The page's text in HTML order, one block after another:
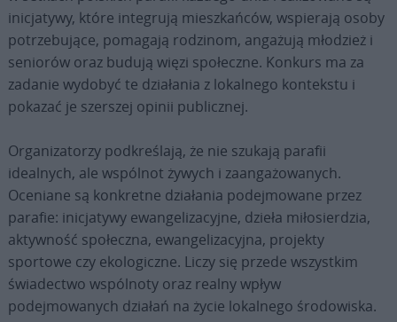
inicjatywy, które integrują mieszkańców, wspierają osoby
potrzebujące, pomagają rodzinom, angażują młodzież i
seniorów oraz budują więzi społeczne. Konkurs ma za
zadanie wydobyć te działania z lokalnego kontekstu i
pokazać je szerszej opinii publicznej.
Organizatorzy podkreślają, że nie szukają parafii
idealnych, ale wspólnot żywych i zaangażowanych.
Oceniane są konkretne działania podejmowane przez
parafie: inicjatywy ewangelizacyjne, dzieła miłosierdzia,
aktywność społeczna, ewangelizacyjna, projekty
sportowe czy ekologiczne. Liczy się przede wszystkim
świadectwo wspólnoty oraz realny wpływ
podejmowanych działań na życie lokalnego środowiska.